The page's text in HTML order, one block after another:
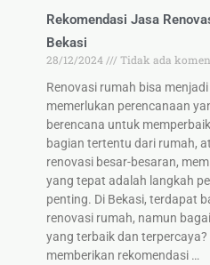
Rekomendasi Jasa
Bekasi
28/12/2024
Tidak ada
Renovasi rumah bisa
memerlukan perencanaan
berencana untuk
bagian tertentu dari rumah,
renovasi besar-besaran,
yang tepat adalah langkah
penting. Di Bekasi, terdapat
renovasi rumah, namun
yang terbaik dan terpercaya?
memberikan rekomendasi …